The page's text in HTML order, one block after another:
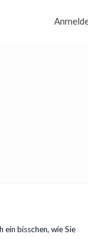
ein bisschen, wie Sie